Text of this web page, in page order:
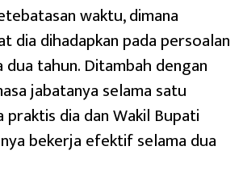
waktu, dimana
dia dihadapkan pada persoalan
dua tahun. Ditambah dengan
jabatanya selama satu
praktis dia dan Wakil Bupati
bekerja efektif selama dua